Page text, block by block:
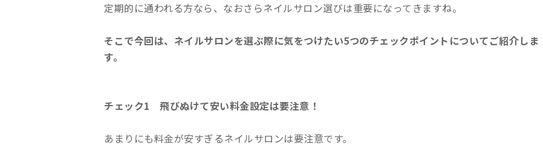
定期的に通われる方なら、なおさらネイルサロン選びは重要になってきますね。
そこで今回は、ネイルサロンを選ぶ際に気をつけたい5つのチェックポイントについてご紹介しま
す。
チェック1 飛びぬけて安い料金設定は要注意！
あまりにも料金が安すぎるネイルサロンは要注意です。